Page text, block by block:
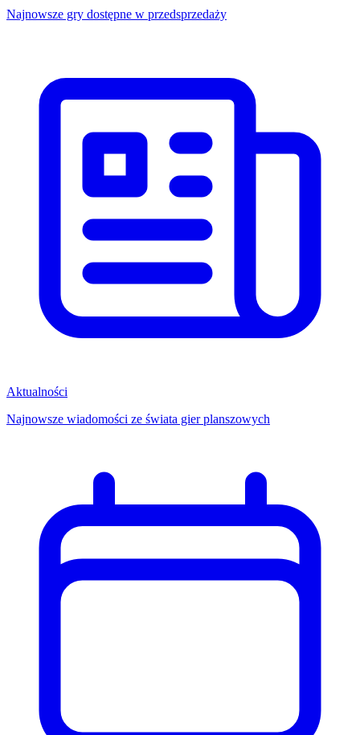
Najnowsze gry dostępne w przedsprzedaży
Aktualności
Najnowsze wiadomości ze świata gier planszowych